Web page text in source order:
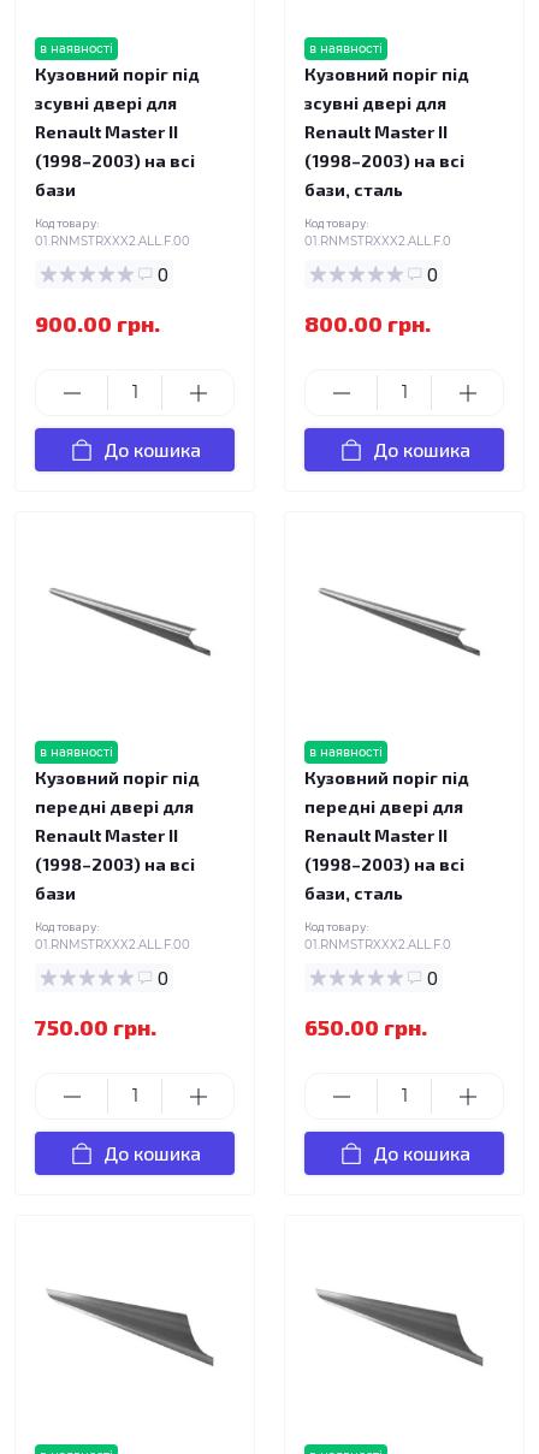
в наявності
Кузовний поріг під
зсувні двері для
Renault Master II
(1998–2003) на всі
бази
Код товару:
01.RNMSTRXXX2.ALL.F.00
0
900.00 грн.
До кошика
в наявності
Кузовний поріг під
зсувні двері для
Renault Master II
(1998–2003) на всі
бази, сталь
Код товару:
01.RNMSTRXXX2.ALL.F.0
0
800.00 грн.
До кошика
в наявності
Кузовний поріг під
передні двері для
Renault Master II
(1998–2003) на всі
бази
Код товару:
01.RNMSTRXXX2.ALL.F.00
0
750.00 грн.
До кошика
в наявності
Кузовний поріг під
передні двері для
Renault Master II
(1998–2003) на всі
бази, сталь
Код товару:
01.RNMSTRXXX2.ALL.F.0
0
650.00 грн.
До кошика